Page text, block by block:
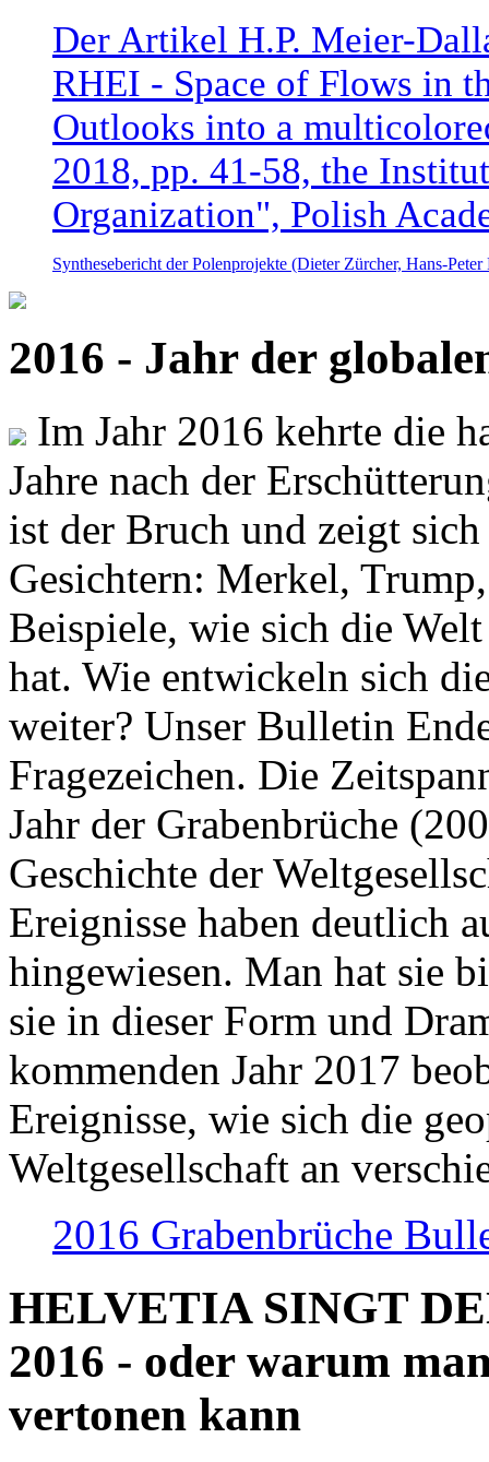
Der Artikel H.P. Meier-
RHEI - Space of Flows in
Outlooks into a
2018, pp. 41-58, the
Organization", Polish
Synthesebericht der Polenprojekte (Dieter Zürcher, Hans-
2016 - Jahr der
Im Jahr 2016 kehrte die
Jahre nach der
ist der Bruch und zeigt
Gesichtern: Merkel,
Beispiele, wie sich die
hat. Wie entwickeln sich
weiter? Unser Bulletin
Fragezeichen. Die
Jahr der Grabenbrüche
Geschichte der
Ereignisse haben deutlich
hingewiesen. Man hat sie
sie in dieser Form und
kommenden Jahr 2017
Ereignisse, wie sich die
Weltgesellschaft an
2016 Grabenbrüche
HELVETIA SINGT
2016 - oder warum
vertonen kann